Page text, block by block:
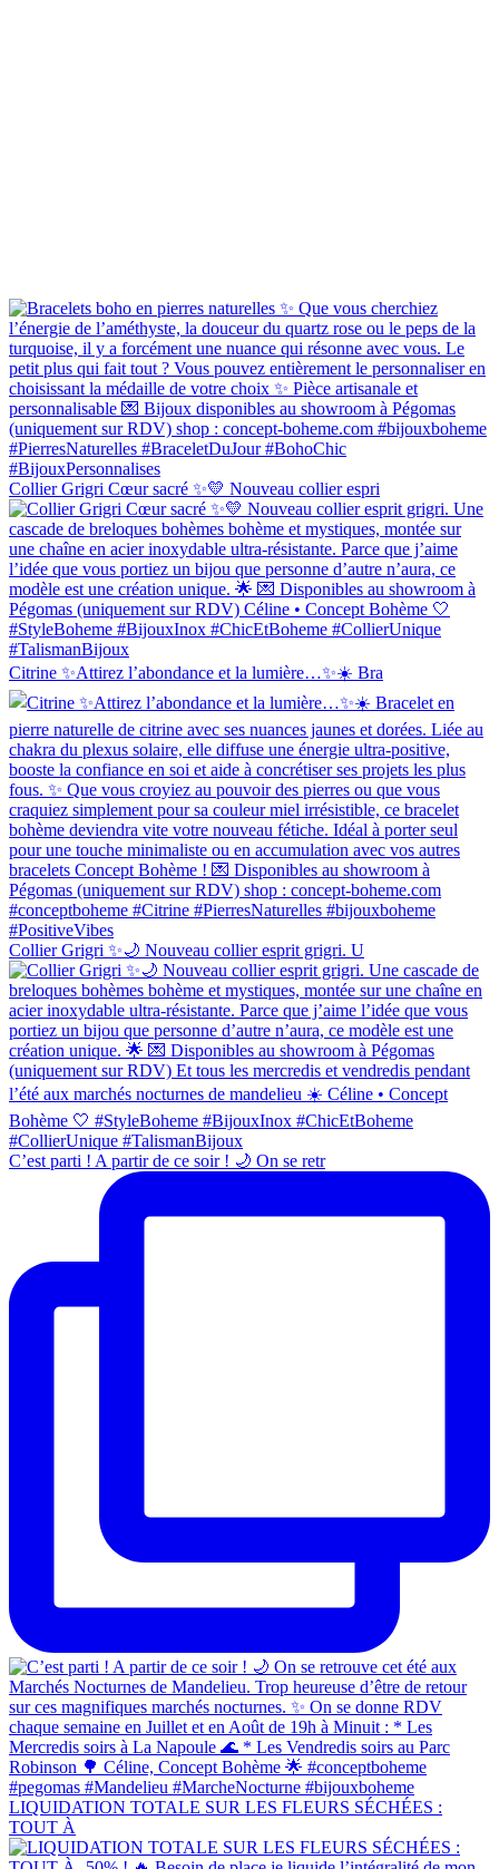
Collier Grigri Cœur sacré ✨💛 Nouveau collier espri
Citrine ✨Attirez l’abondance et la lumière…✨☀️ Bra
Collier Grigri ✨🌙 Nouveau collier esprit grigri. U
C’est parti ! A partir de ce soir ! 🌙 On se retr
LIQUIDATION TOTALE SUR LES FLEURS SÉCHÉES :
TOUT À